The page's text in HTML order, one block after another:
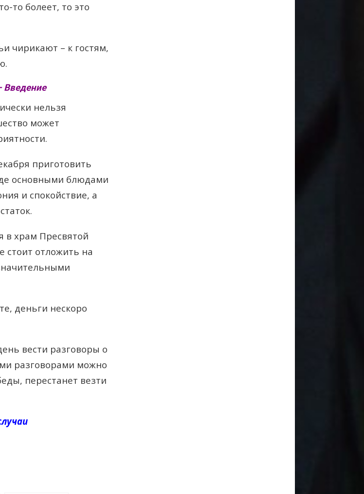
то болеет, то это
чирикают – к гостям,
Введение
нельзя
может
приготовить
основными блюдами
и спокойствие, а
в храм Пресвятой
стоит отложить на
деньги нескоро
вести разговоры о
разговорами можно
перестанет везти